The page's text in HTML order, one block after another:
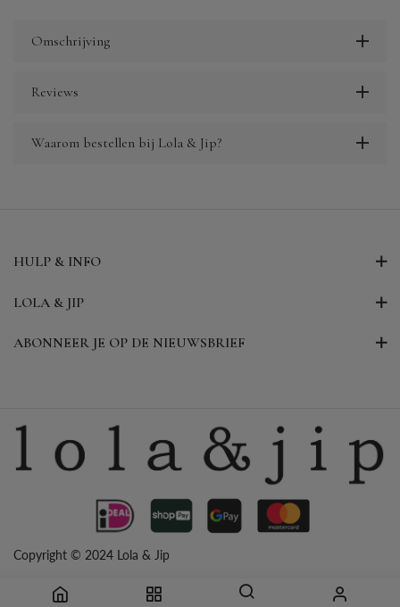
Omschrijving
Reviews
Waarom bestellen bij Lola & Jip?
HULP & INFO
LOLA & JIP
ABONNEER JE OP DE NIEUWSBRIEF
Copyright © 2024 Lola & Jip